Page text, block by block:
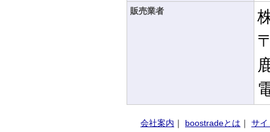
販売業者
会社案内 ｜ boostradeとは ｜ サイ